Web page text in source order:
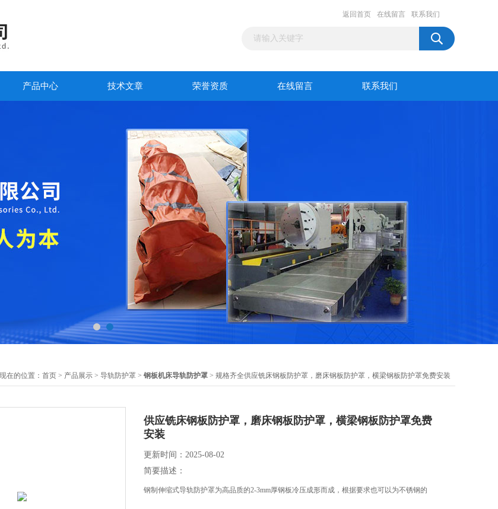
返回首页 在线留言 联系我们
产品中心 技术文章 荣誉资质 在线留言 联系我们
在的位置： 首页 > 产品展示 > 导轨防护罩 > 钢板机床导轨防护罩 > 规格齐全供应铣床钢板防护罩，磨床钢板防护罩，横梁钢板防护罩免费安装
供应铣床钢板防护罩，磨床钢板防护罩，横梁钢板防护罩免费
安装
更新时间：2025-08-02
简要描述：
钢制伸缩式导轨防护罩为高品质的2-3mm厚钢板冷压成形而成，根据要求也可以为不锈钢的